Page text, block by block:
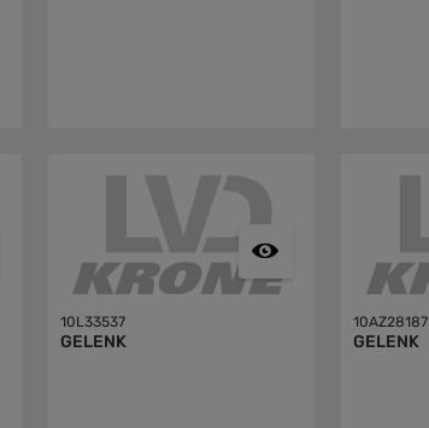
10L33537
GELENK
10AZ28187
GELENK